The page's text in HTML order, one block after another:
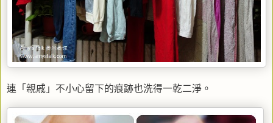
連「親戚」不小心留下的痕跡也洗得一乾二淨。